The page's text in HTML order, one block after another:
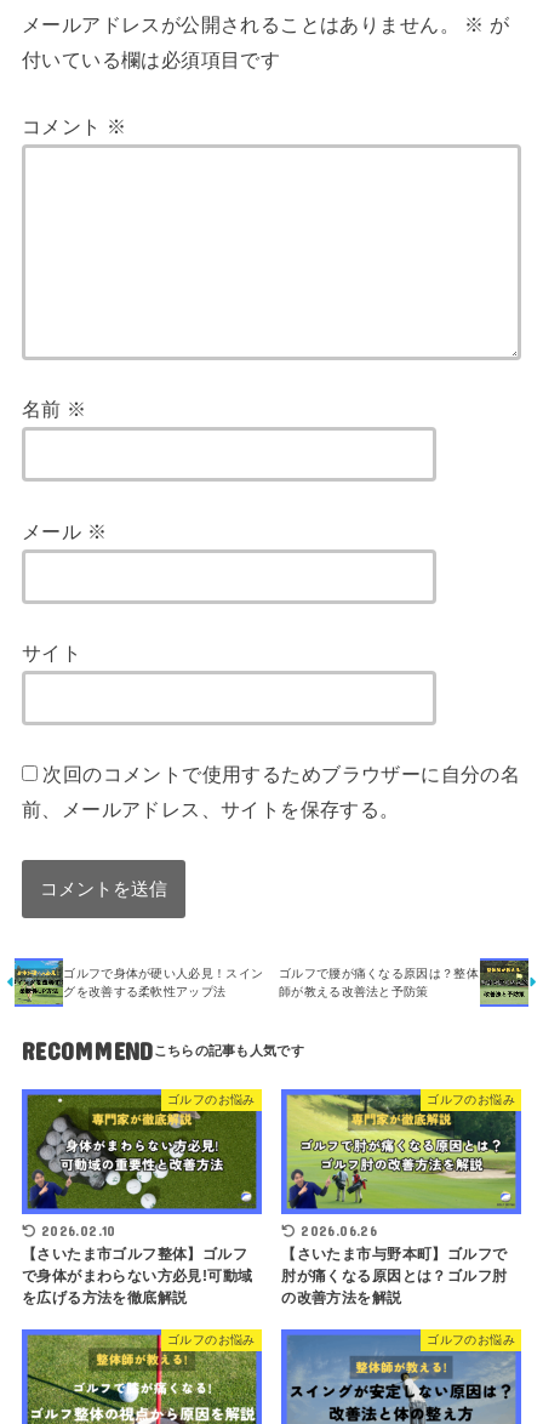
メールアドレスが公開されることはありません。 ※ が
付いている欄は必須項目です
コメント ※
名前 ※
メール ※
サイト
次回のコメントで使用するためブラウザーに自分の名
前、メールアドレス、サイトを保存する。
ゴルフで身体が硬い人必見！スイン
グを改善する柔軟性アップ法
ゴルフで腰が痛くなる原因は？整体
師が教える改善法と予防策
RECOMMEND
ゴルフのお悩み
2026.02.10
【さいたま市ゴルフ整体】ゴルフ
で身体がまわらない方必見!可動域
を広げる方法を徹底解説
ゴルフのお悩み
2026.06.26
【さいたま市与野本町】ゴルフで
肘が痛くなる原因とは？ゴルフ肘
の改善方法を解説
ゴルフのお悩み ゴルフのお悩み